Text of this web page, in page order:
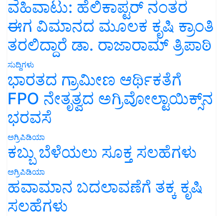
ವಹಿವಾಟು: ಹೆಲಿಕಾಪ್ಟರ್ ನಂತರ
ಈಗ ವಿಮಾನದ ಮೂಲಕ ಕೃಷಿ ಕ್ರಾಂತಿ
ತರಲಿದ್ದಾರೆ ಡಾ. ರಾಜಾರಾಮ್ ತ್ರಿಪಾಠಿ
ಸುದ್ದಿಗಳು
ಭಾರತದ ಗ್ರಾಮೀಣ ಆರ್ಥಿಕತೆಗೆ
FPO ನೇತೃತ್ವದ ಅಗ್ರಿವೋಲ್ಟಾಯಿಕ್ಸ್‌ನ
ಭರವಸೆ
ಅಗ್ರಿಪಿಡಿಯಾ
ಕಬ್ಬು ಬೆಳೆಯಲು ಸೂಕ್ತ ಸಲಹೆಗಳು
ಅಗ್ರಿಪಿಡಿಯಾ
ಹವಾಮಾನ ಬದಲಾವಣೆಗೆ ತಕ್ಕ ಕೃಷಿ
ಸಲಹೆಗಳು